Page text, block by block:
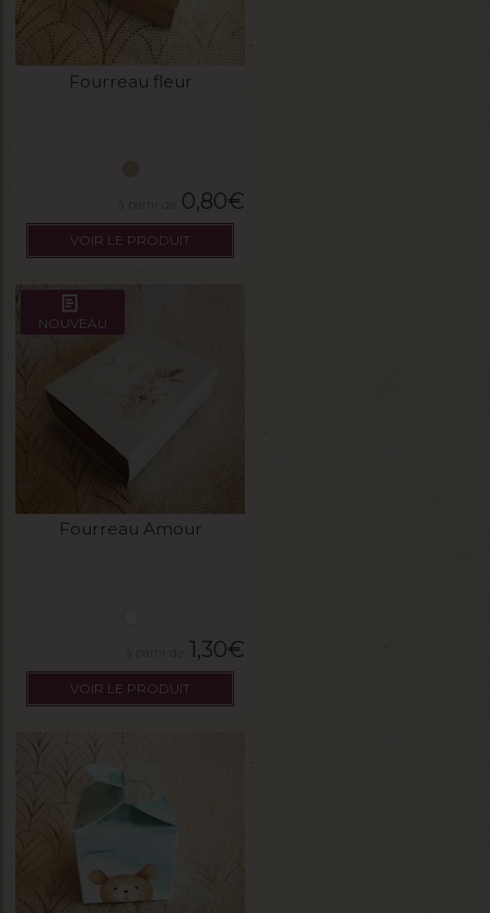
Fourreau fleur
0,80€
VOIR LE PRODUIT
NOUVEAU
Fourreau Amour
1,30€
VOIR LE PRODUIT